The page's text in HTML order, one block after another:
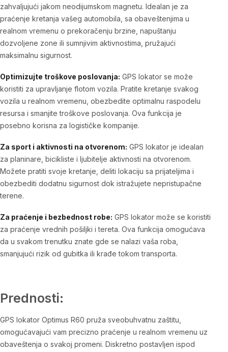
zahvaljujući jakom neodijumskom magnetu. Idealan je za
praćenje kretanja vašeg automobila, sa obaveštenjima u
realnom vremenu o prekoračenju brzine, napuštanju
dozvoljene zone ili sumnjivim aktivnostima, pružajući
maksimalnu sigurnost.
Optimizujte troškove poslovanja: GPS lokator se može
koristiti za upravljanje flotom vozila. Pratite kretanje svakog
vozila u realnom vremenu, obezbedite optimalnu raspodelu
resursa i smanjite troškove poslovanja. Ova funkcija je
posebno korisna za logističke kompanije.
Za sport i aktivnosti na otvorenom: GPS lokator je idealan
za planinare, bicikliste i ljubitelje aktivnosti na otvorenom.
Možete pratiti svoje kretanje, deliti lokaciju sa prijateljima i
obezbediti dodatnu sigurnost dok istražujete nepristupačne
terene.
Za praćenje i bezbednost robe: GPS lokator može se koristiti
za praćenje vrednih pošiljki i tereta. Ova funkcija omogućava
da u svakom trenutku znate gde se nalazi vaša roba,
smanjujući rizik od gubitka ili krađe tokom transporta.
Prednosti:
GPS lokator Optimus R60 pruža sveobuhvatnu zaštitu,
omogućavajući vam precizno praćenje u realnom vremenu uz
obaveštenja o svakoj promeni. Diskretno postavljen ispod